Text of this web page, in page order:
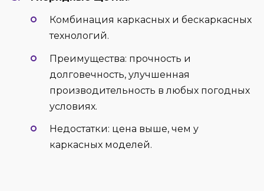
Комбинация каркасных и бескаркасных
технологий.
Преимущества: прочность и
долговечность, улучшенная
производительность в любых погодных
условиях.
Недостатки: цена выше, чем у
каркасных моделей.